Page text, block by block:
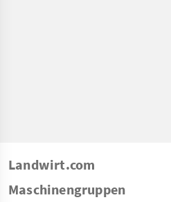
Landwirt.com
Maschinengruppen